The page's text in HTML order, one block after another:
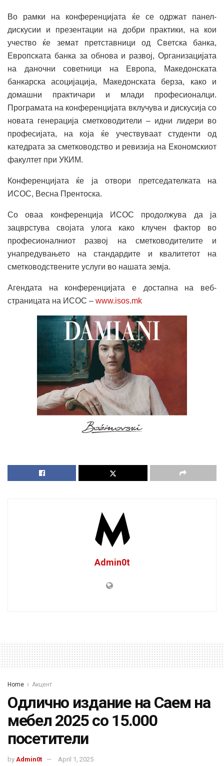
Во рамки на конференцијата ќе се одржат панел-
дискусии и презентации на добри практики, на кои
учество ќе земат претставници од Светска банка,
Европската банка за обнова и развој, Организацијата
на даночни советници на Европа, Македонската
банкарска асоцијација, Македонската берза, како и
домашни практичари и млади професионалци.
Програмата на конференцијата вклучува и дискусија со
новата генерација сметководители – идни лидери во
професијата, на која ќе учествуваат студенти од
катедрата за сметководство и ревизија на Економскиот
факултет при УКИМ.
Конференцијата ќе ја отвори претседателката на
ИСОС, Весна Прентоска.
Со оваа конференција ИСОС продолжува да ја
зацврстува својата улога како клучен фактор во
професионалниот развој на сметководителите и
унапредувањето на стандардите и квалитетот на
сметководствените услуги во нашата земја.
Агендата на конференцијата е достапна на веб-
страницата на ИСОС – www.isos.mk
Admin0t
Home Акцент
Одлично издание на Саем на
мебел 2025 со 15.000
посетители
by Admin0t April 1, 2025